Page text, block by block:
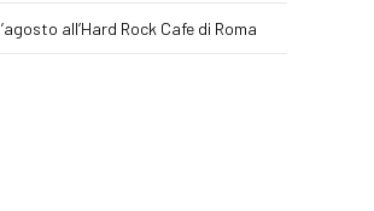
all’Hard Rock Cafe di Roma